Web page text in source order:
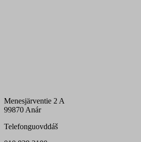
Menesjärventie 2 A
99870 Anár
Telefonguovddáš